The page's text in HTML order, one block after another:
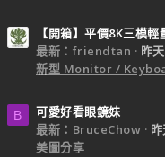
【開箱】平價8K三模
最新：friendtan
昨
新型 Monitor /
B
可愛好看眼鏡妹
最新：BruceChow
美圖分享